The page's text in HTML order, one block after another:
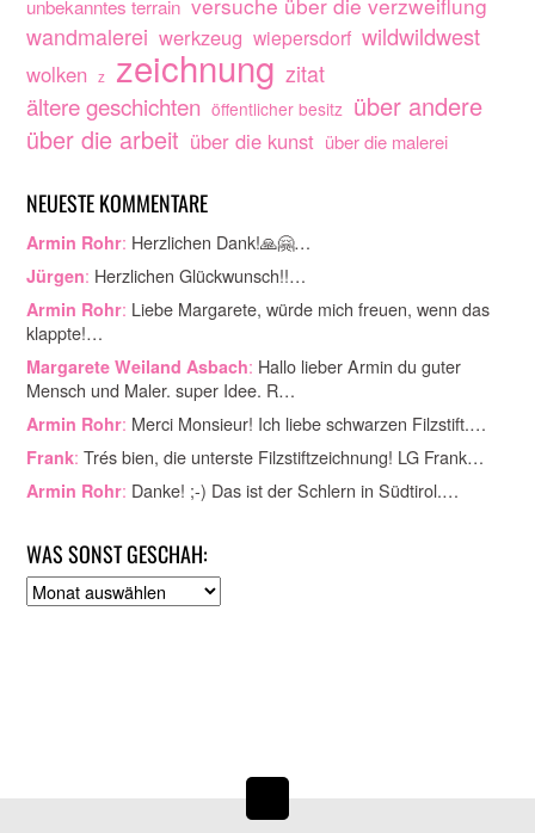
unbekanntes terrain
wandmalerei werkzeug wiepersdorf wildwildwest
wolken z zeichnung zitat
ältere geschichten öffentlicher besitz über andere
über die arbeit über die kunst über die malerei
NEUESTE KOMMENTARE
Armin Rohr: Herzlichen Dank!🙏🤗…
Jürgen: Herzlichen Glückwunsch!!…
Armin Rohr: Liebe Margarete, würde mich freuen, wenn das
klappte!…
Margarete Weiland Asbach: Hallo lieber Armin du guter
Mensch und Maler. super Idee. R…
Armin Rohr: Merci Monsieur! Ich liebe schwarzen Filzstift.…
Frank: Trés bien, die unterste Filzstiftzeichnung! LG Frank…
Armin Rohr: Danke! ;-) Das ist der Schlern in Südtirol.…
WAS SONST GESCHAH:
A